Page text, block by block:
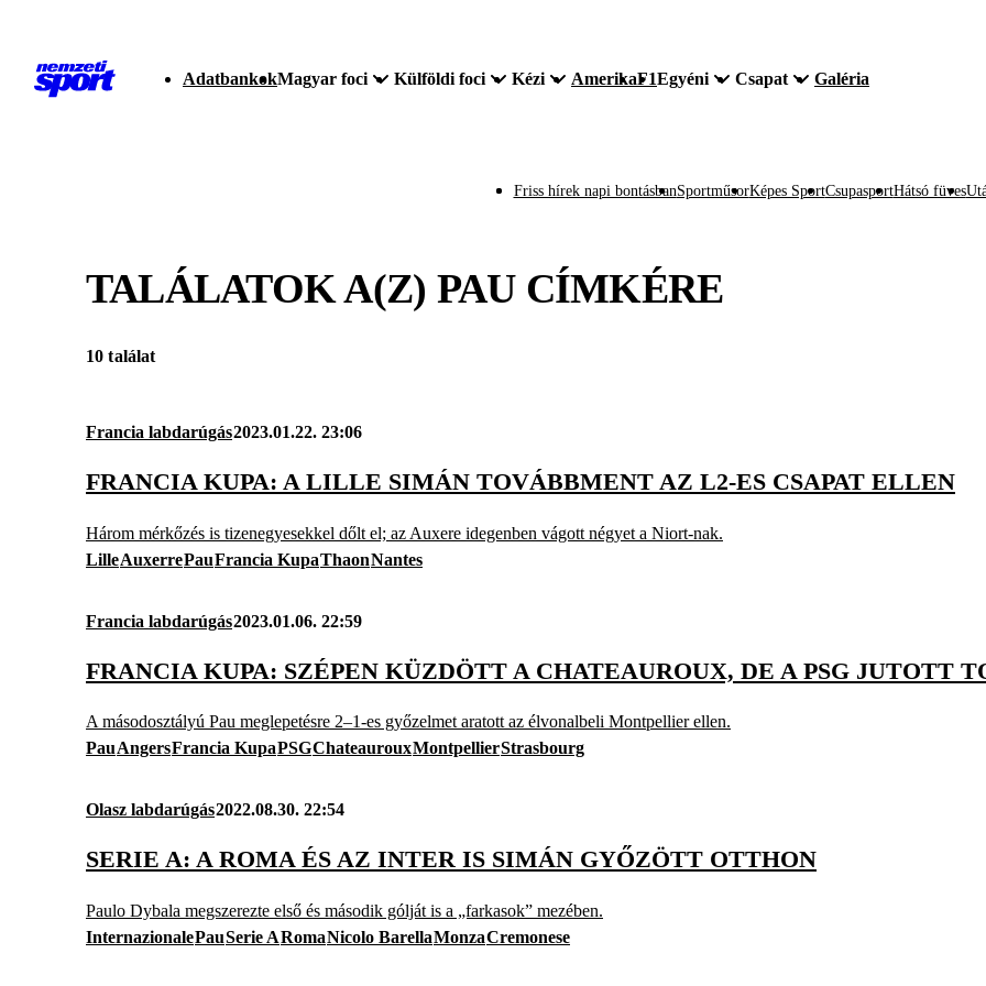
AdatbankokMagyar foci Külföldi foci Kézi AmerikaF1Egyéni Csapat Galéria
Friss hírek napi bontásbanSportműsorKépes SportCsupasportHátsó füves
TALÁLATOK A(Z) PAUCÍMKÉRE
10 találat
Francia labdarúgás2023.01.22. 23:06
FRANCIA KUPA: A LILLE SIMÁN TOVÁBBMENT AZ L2-ES CSAPAT ELLEN
Három mérkőzés is tizenegyesekkel dőlt el; az Auxere idegenben vágott négyet a Niort-nak.
LilleAuxerrePauFrancia KupaThaonNantes
Francia labdarúgás2023.01.06. 22:59
FRANCIA KUPA: SZÉPEN KÜZDÖTT A CHATEAUROUX, DE A PSG JUTOTT
A másodosztályú Pau meglepetésre 2–1-es győzelmet aratott az élvonalbeli Montpellier ellen.
PauAngersFrancia KupaPSGChateaurouxMontpellierStrasbourg
Olasz labdarúgás2022.08.30. 22:54
SERIE A: A ROMA ÉS AZ INTER IS SIMÁN GYŐZÖTT OTTHON
Paulo Dybala megszerezte első és második gólját is a „farkasok” mezében.
InternazionalePauSerie ARomaNicolo BarellaMonzaCremonese